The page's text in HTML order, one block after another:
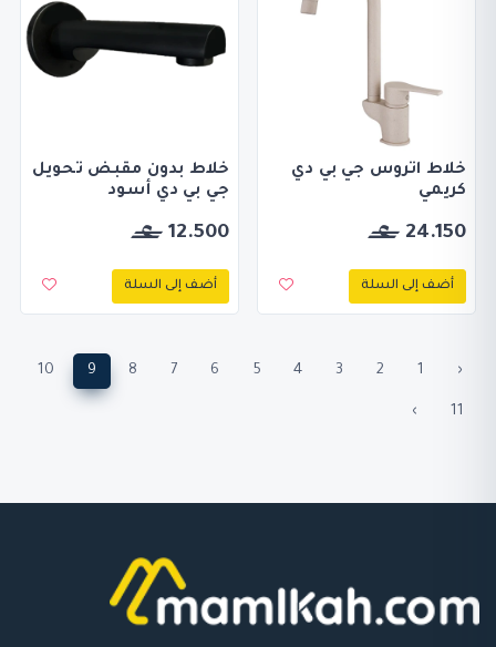
خلاط اتروس جي بي دي
كريمي
24.150
أضف إلى السلة
خلاط بدون مقبض تحويل
جي بي دي أسود
12.500
أضف إلى السلة
‹
1
2
3
4
5
6
7
8
9
10
11
›